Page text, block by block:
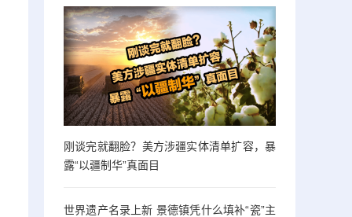
刚谈完就翻脸？美方涉疆实体清单扩容，暴
露“以疆制华”真面目
世界遗产名录上新 景德镇凭什么填补“瓷”主